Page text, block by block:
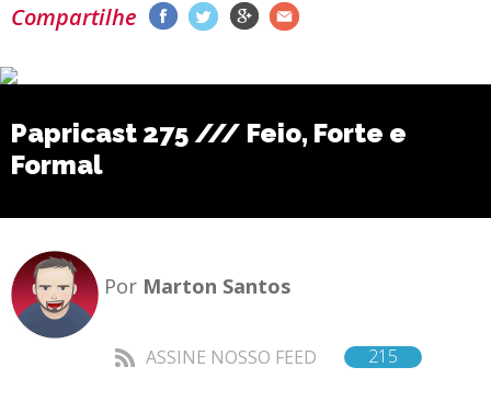
Compartilhe
Papricast 275 /// Feio, Forte e
Formal
Por Marton Santos
ASSINE NOSSO FEED 215